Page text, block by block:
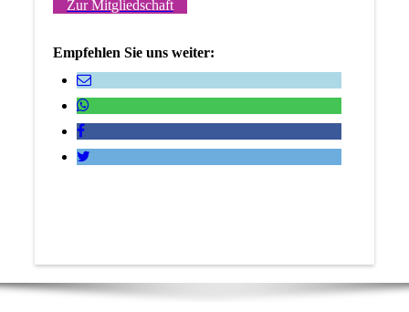
Zur Mitgliedschaft
Empfehlen Sie uns weiter: